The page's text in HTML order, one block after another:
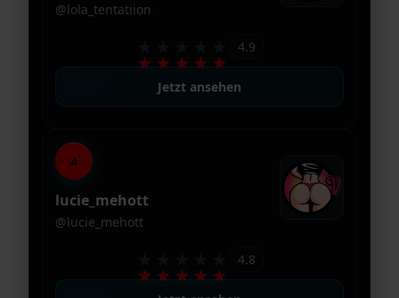
@lola_tentatiion
★★★★★
4.9
Jetzt ansehen
4
lucie_mehott
@lucie_mehott
★★★★★
4.8